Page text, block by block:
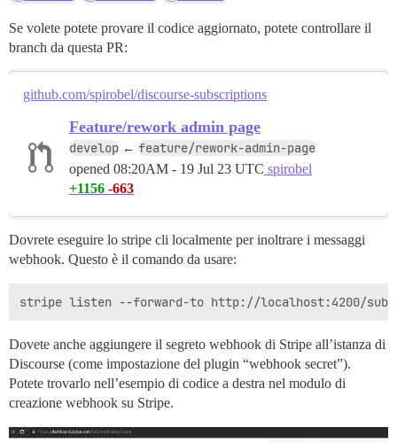
Se volete potete provare il codice aggiornato, potete controllare il
branch da questa PR:
github.com/spirobel/discourse-subscriptions
Feature/rework admin page
develop ← feature/rework-admin-page
opened 08:20AM - 19 Jul 23 UTC spirobel
+1156 -663
Dovrete eseguire lo stripe cli localmente per inoltrare i messaggi
webhook. Questo è il comando da usare:
Dovete anche aggiungere il segreto webhook di Stripe all’istanza di
Discourse (come impostazione del plugin “webhook secret”).
Potete trovarlo nell’esempio di codice a destra nel modulo di
creazione webhook su Stripe.